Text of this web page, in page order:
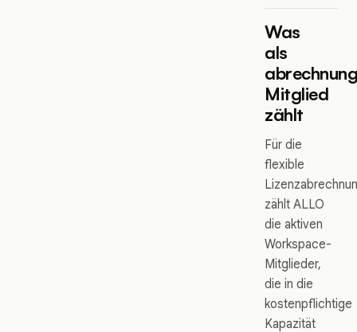
Was
als
Mitglied
zählt
Für die
flexible
zählt ALLO
die aktiven
Workspace-
Mitglieder,
die in die
kostenpflichtige
Kapazität